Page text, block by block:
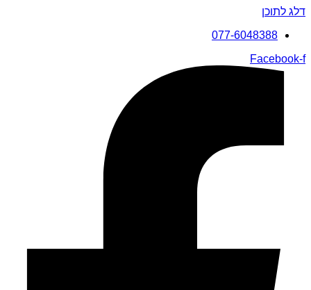
דלג לתוכן
077-6048388
Facebook-f